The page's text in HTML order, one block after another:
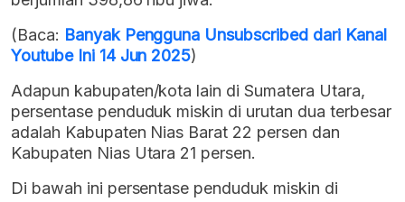
(Baca: Banyak Pengguna Unsubscribed dari Kanal
Youtube Ini 14 Jun 2025)
Adapun kabupaten/kota lain di Sumatera Utara,
persentase penduduk miskin di urutan dua terbesar
adalah Kabupaten Nias Barat 22 persen dan
Kabupaten Nias Utara 21 persen.
Di bawah ini persentase penduduk miskin di